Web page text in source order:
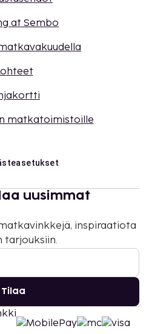
at Sembo
matkatoimistoille
uusimmat
inspiraatiota
tarjouksiin.
Tilaa